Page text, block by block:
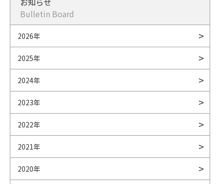
Bulletin Board
2026年
2025年
2024年
2023年
2022年
2021年
2020年